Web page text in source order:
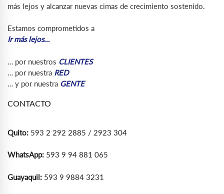
más lejos y alcanzar nuevas cimas de crecimiento sostenido.
Estamos comprometidos a
Ir más lejos…
… por nuestros CLIENTES
… por nuestra RED
… y por nuestra GENTE
CONTACTO
Quito: 593 2 292 2885 / 2923 304
WhatsApp: 593 9 94 881 065
Guayaquil: 593 9 9884 3231